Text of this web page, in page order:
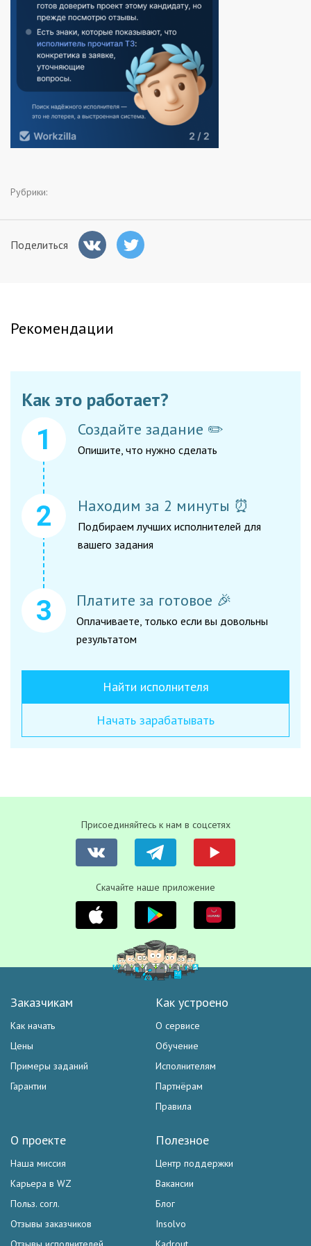
Заказчикам
Полезное
Гости
Рубрики:
Поделиться
Рекомендации
Как это работает?
Создайте задание ✏️
Опишите, что нужно сделать
Находим за 2 минуты ⏰
Подбираем лучших исполнителей для
вашего задания
Платите за готовое 🎉
Оплачиваете, только если вы довольны
результатом
Найти исполнителя
Начать зарабатывать
Присоединяйтесь к нам в соцсетях
Скачайте наше приложение
Заказчикам
Как начать
Цены
Примеры заданий
Гарантии
Как устроено
О сервисе
Обучение
Исполнителям
Партнёрам
Правила
Полезное
Центр поддержки
Вакансии
Блог
Insolvo
О проекте
Наша миссия
Карьера в WZ
Польз. согл.
Отзывы заказчиков